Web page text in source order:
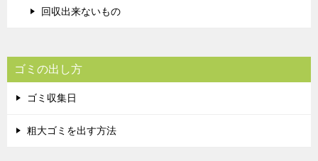
回収出来ないもの
ゴミの出し方
ゴミ収集日
粗大ゴミを出す方法